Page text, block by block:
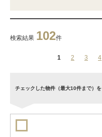
検索結果 102件
1 2 3 4
チェックした物件（最大10件まで）を